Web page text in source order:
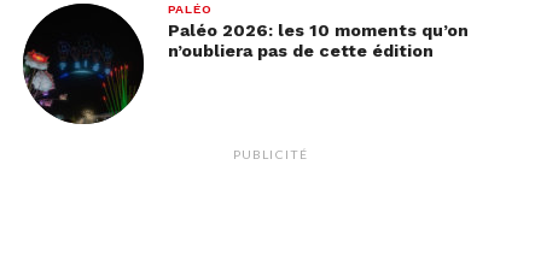
PALÉO
Paléo 2026: les 10 moments qu’on
n’oubliera pas de cette édition
PUBLICITÉ